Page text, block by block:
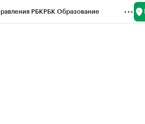
РБКРБК Образование